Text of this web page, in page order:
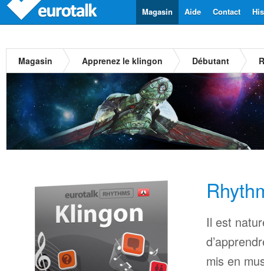
Contact
Aide
Magasin
Magasin Apprenez le klingon Débutant
Il est
mis en